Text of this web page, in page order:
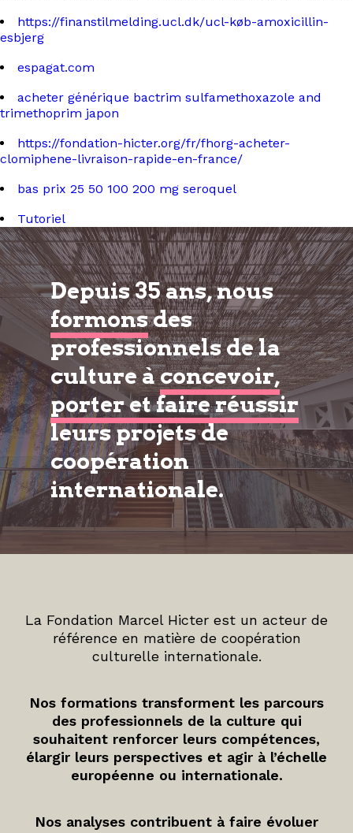
https://finanstilmelding.ucl.dk/ucl-køb-amoxicillin-
esbjerg
espagat.com
acheter générique bactrim sulfamethoxazole and
trimethoprim japon
https://fondation-hicter.org/fr/fhorg-acheter-
clomiphene-livraison-rapide-en-france/
bas prix 25 50 100 200 mg seroquel
Tutoriel
Depuis 35 ans, nous
formonsdes
professionnels de la
culture àconcevoir,
porter et faire réussir
leurs projets de
coopération
internationale.
La Fondation Marcel Hicter est un acteur de
référence en matière de coopération
culturelle internationale.
Nos formations transforment les parcours
des professionnels de la culture qui
souhaitent renforcer leurs compétences,
élargir leurs perspectives et agir à l’échelle
européenne ou internationale.
Nos analyses contribuent à faire évoluer